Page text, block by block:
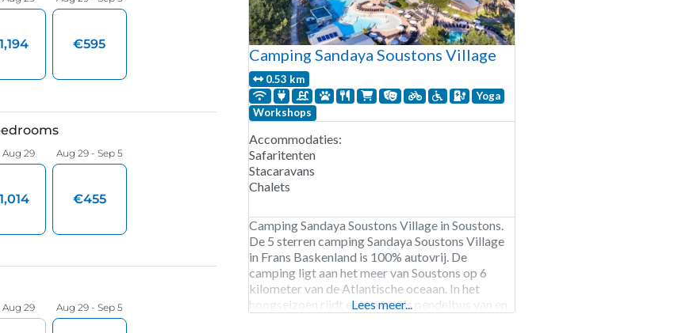
Camping Sandaya Soustons Village
0.53 km
Yoga
Workshops
Accommodaties:
Safaritenten
Stacaravans
Chalets
Camping Sandaya Soustons Village in Soustons.
De 5 sterren camping Sandaya Soustons Village
in Frans Baskenland is 100% autovrij. De
camping ligt aan het meer van Soustons op 6
kilometer van de Atlantische oceaan. In het
hoogseizoen rijdt er een gratis pendelbus van en
Lees meer...